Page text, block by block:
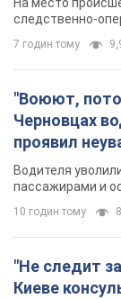
На место
следственно-
7 годин тому
"Воюют,
Черновцах
проявил
военным и
Видео
Водителя
пассажирами и
10 годин тому
"Не следит
Киеве